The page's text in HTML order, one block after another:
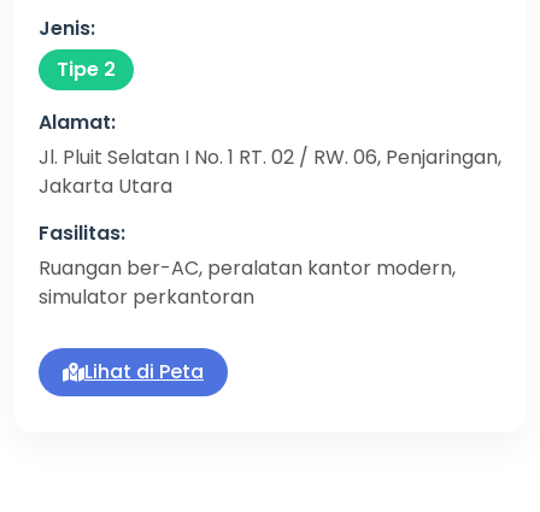
Jenis:
Tipe 2
Alamat:
Jl. Pluit Selatan I No. 1 RT. 02 / RW. 06, Penjaringan,
Jakarta Utara
Fasilitas:
Ruangan ber-AC, peralatan kantor modern,
simulator perkantoran
Lihat di Peta